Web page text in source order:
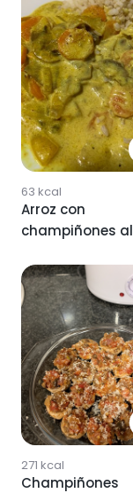
63 kcal
Arroz con
champiñones al
271 kcal
Champiñones